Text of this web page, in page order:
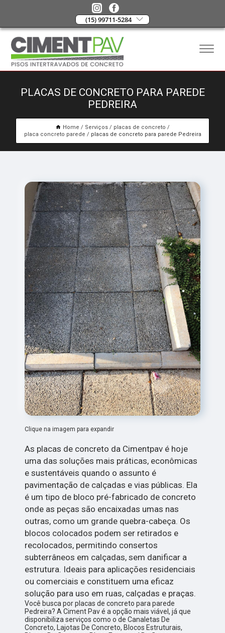
(15) 99711-5284
PLACAS DE CONCRETO PARA PAREDE
PEDREIRA
Home Serviços
placas de concreto
placa concreto parede
placas de concreto para parede Pedreira
Clique na imagem para expandir
As placas de concreto da Cimentpav é hoje
uma das soluções mais práticas, econômicas
e sustentáveis quando o assunto é
pavimentação de calçadas e vias públicas. Ela
é um tipo de bloco pré-fabricado de concreto
onde as peças são encaixadas umas nas
outras, como um grande quebra-cabeça. Os
blocos colocados podem ser retirados e
recolocados, permitindo consertos
subterrâneos em calçadas, sem danificar a
estrutura. Ideais para aplicações residenciais
ou comerciais e constituem uma eficaz
solução para uso em ruas, calçadas e praças.
Você busca por placas de concreto para parede
Pedreira? A Ciment Pav é a opção mais viável, já que
disponibiliza serviços como o de Canaletas De
Concreto, Lajotas De Concreto, Blocos Estruturais,